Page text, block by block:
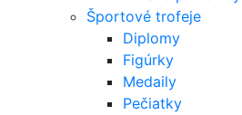
Športové trofeje
Diplomy
Figúrky
Medaily
Pečiatky